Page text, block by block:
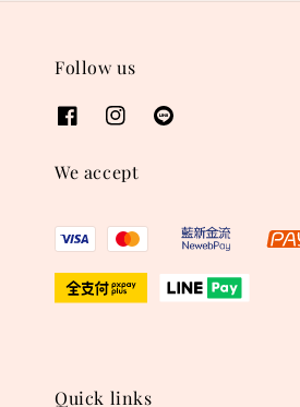
Follow us
We accept
Quick links